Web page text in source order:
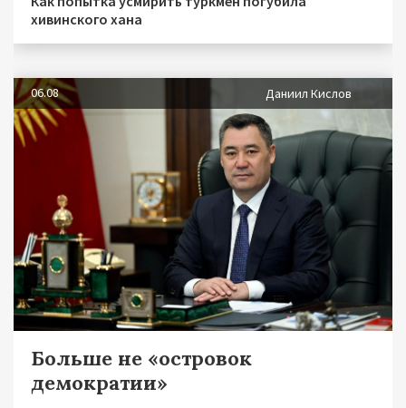
хивинского хана
06.08 Даниил Кислов
Больше не «островок
демократии»